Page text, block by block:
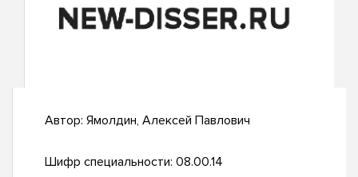
Автор: Ямолдин, Алексей Павлович
Шифр специальности: 08.00.14